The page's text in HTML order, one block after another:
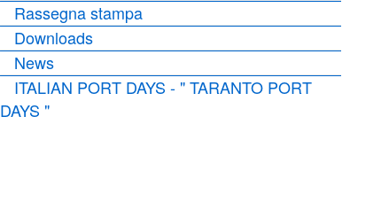
Rassegna stampa
Downloads
News
ITALIAN PORT DAYS - " TARANTO PORT
DAYS "